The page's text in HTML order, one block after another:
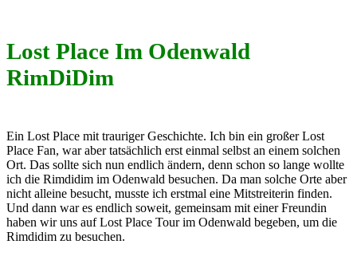
Lost Place Im Odenwald
RimDiDim
Ein Lost Place mit trauriger Geschichte. Ich bin ein großer Lost
Place Fan, war aber tatsächlich erst einmal selbst an einem solchen
Ort. Das sollte sich nun endlich ändern, denn schon so lange wollte
ich die Rimdidim im Odenwald besuchen. Da man solche Orte aber
nicht alleine besucht, musste ich erstmal eine Mitstreiterin finden.
Und dann war es endlich soweit, gemeinsam mit einer Freundin
haben wir uns auf Lost Place Tour im Odenwald begeben, um die
Rimdidim zu besuchen.